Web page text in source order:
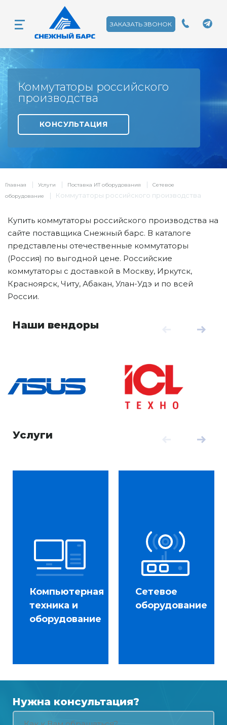
ЗАКАЗАТЬ ЗВОНОК
Коммутаторы российского
производства
КОНСУЛЬТАЦИЯ
Главная | Услуги | Поставка ИТ оборудования |
Сетевое
оборудование
| Коммутаторы российского производства
Купить коммутаторы российского производства на
сайте поставщика Снежный барс. В каталоге
представлены отечественные коммутаторы
(Россия) по выгодной цене. Российские
коммутаторы с доставкой в Москву, Иркутск,
Красноярск, Читу, Абакан, Улан-Удэ и по всей
России.
Наши вендоры
Услуги
Компьютерная
техника и
оборудование
Сетевое
оборудование
Нужна консультация?